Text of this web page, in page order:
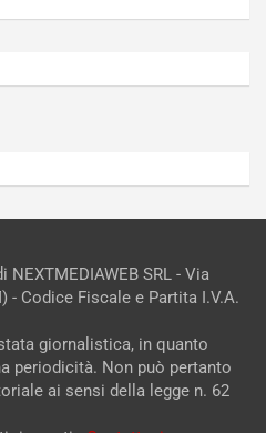
SRL - Via
- Codice Fiscale e Partita I.V.A.
giornalistica, in quanto
periodicità. Non può pertanto
ai sensi della legge n. 62